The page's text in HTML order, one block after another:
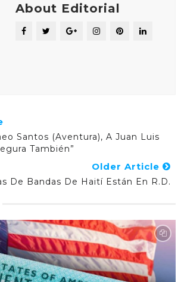
About Editorial
Santos (Aventura), A Juan Luis
También”
Older Article
De Bandas De Haití Están En R.D.